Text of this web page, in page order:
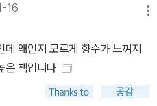
스타일, 배경을 완벽하게 영화화했
안 마이어의 사진에서 많은 영
의 사진과 '캐롤'의 장면은 상당
아내기에 충분했다. 이후 패션
은 요즘 유행하는 레트로 트렌
16
왜인지 모르게 향수가 느껴지
은 책입니다